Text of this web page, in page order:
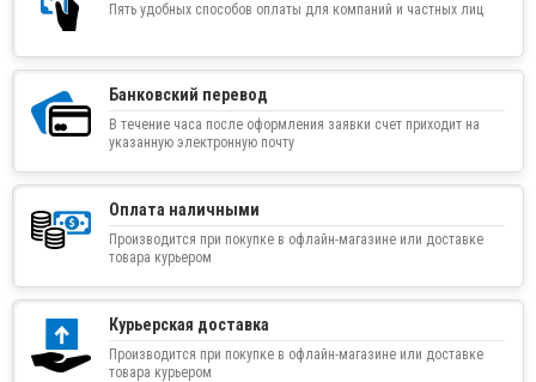
Пять удобных способов оплаты для компаний и частных лиц
Банковский перевод
В течение часа после оформления заявки счет приходит на
указанную электронную почту
Оплата наличными
Производится при покупке в офлайн-магазине или доставке
товара курьером
Курьерская доставка
Производится при покупке в офлайн-магазине или доставке
товара курьером